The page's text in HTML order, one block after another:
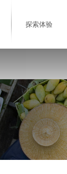
探索体验